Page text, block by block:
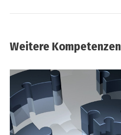
Weitere Kompetenzen